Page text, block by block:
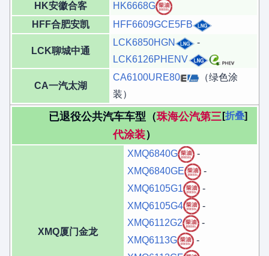
HK安徽合客
HK6668G
HFF合肥安凯
HFF6609GCE5FB
LCK聊城中通
LCK6850HGN
-
LCK6126PHENV
CA一汽太湖
CA6100URE80
（绿色涂
装）
折叠
已退役公共汽车车型（珠海公汽第三
代涂装）
XMQ厦门金龙
XMQ6840G
-
XMQ6840GE
-
XMQ6105G1
-
XMQ6105G4
-
XMQ6112G2
-
XMQ6113G
-